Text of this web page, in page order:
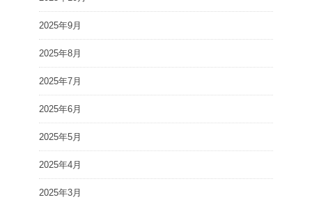
2025年9月
2025年8月
2025年7月
2025年6月
2025年5月
2025年4月
2025年3月